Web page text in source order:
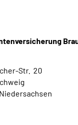
Str. 20